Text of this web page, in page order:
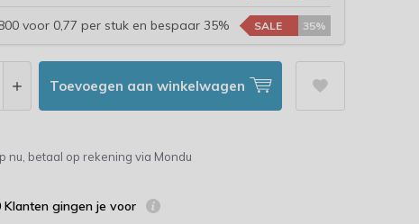
voor 0,77 per stuk en bespaar 35% SALE 35%
Toevoegen aan winkelwagen
nu, betaal op rekening via Mondu
Klanten gingen je voor